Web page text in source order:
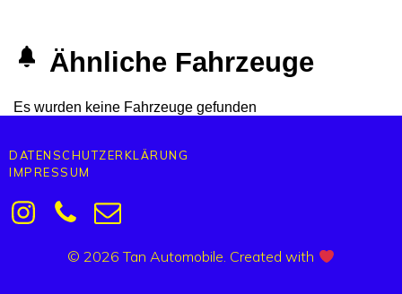
Ähnliche Fahrzeuge
Es wurden keine Fahrzeuge gefunden
DATENSCHUTZERKLÄRUNG
IMPRESSUM
© 2026 Tan Automobile. Created with